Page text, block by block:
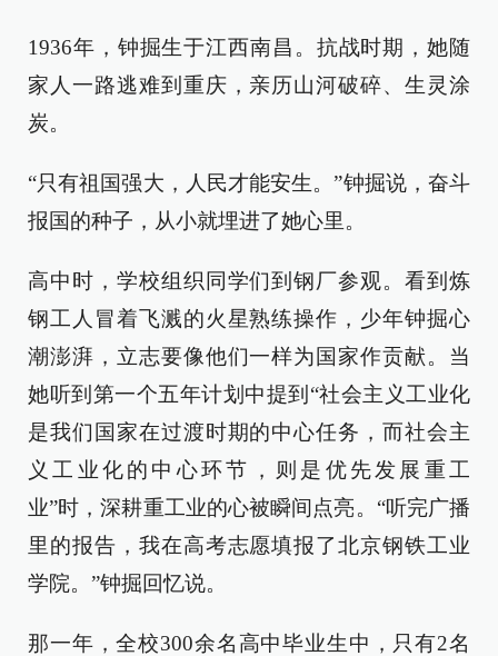
1936年，钟掘生于江西南昌。抗战时期，她随
家人一路逃难到重庆，亲历山河破碎、生灵涂
炭。
“只有祖国强大，人民才能安生。”钟掘说，奋斗
报国的种子，从小就埋进了她心里。
高中时，学校组织同学们到钢厂参观。看到炼
钢工人冒着飞溅的火星熟练操作，少年钟掘心
潮澎湃，立志要像他们一样为国家作贡献。当
她听到第一个五年计划中提到“社会主义工业化
是我们国家在过渡时期的中心任务，而社会主
义工业化的中心环节，则是优先发展重工
业”时，深耕重工业的心被瞬间点亮。“听完广播
里的报告，我在高考志愿填报了北京钢铁工业
学院。”钟掘回忆说。
那一年，全校300余名高中毕业生中，只有2名